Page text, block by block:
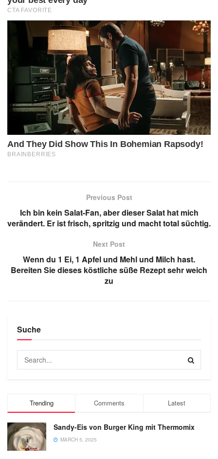
Previous Post
Ich bin kein Salat-Fan, aber dieser Salat hat mich
verändert. Er ist frisch, spritzig und macht total süchtig.
Next Post
Wenn du 1 Ei, 1 Apfel und Mehl und Milch hast.
Bereiten Sie dieses köstliche süße Rezept sehr weich
zu
Suche
Trending Comments Latest
Sandy-Eis von Burger King mit Thermomix
MARCH 5, 2025